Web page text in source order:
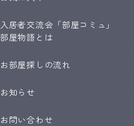
入居者交流会「部屋コミュ」
部屋物語とは
お部屋探しの流れ
お知らせ
お問い合わせ